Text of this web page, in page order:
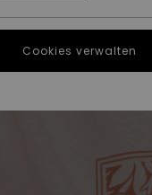
Cookies verwalten